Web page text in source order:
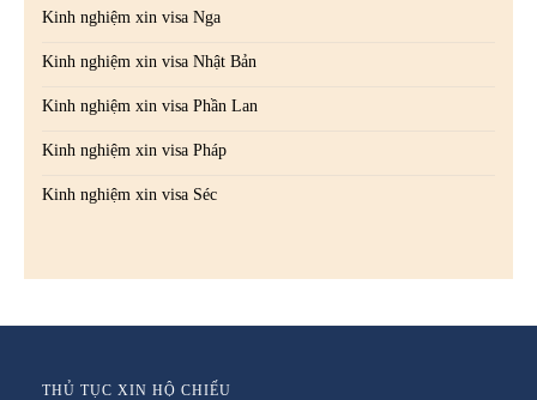
Kinh nghiệm xin visa Nga
Kinh nghiệm xin visa Nhật Bản
Kinh nghiệm xin visa Phần Lan
Kinh nghiệm xin visa Pháp
Kinh nghiệm xin visa Séc
THỦ TỤC XIN HỘ CHIẾU